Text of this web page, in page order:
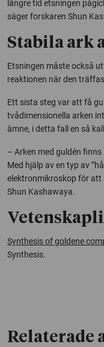
längre tid etsningen
säger forskaren Shun
Stabila ark
Etsningen måste också
reaktionen när den
Ett sista steg var att få
tvådimensionella arken
ämne, i detta fall en så
– Arken med guldén
Med hjälp av en typ av
elektronmikroskop för att
Shun Kashawaya.
Synthesis of goldene
Synthesis.
Relaterade